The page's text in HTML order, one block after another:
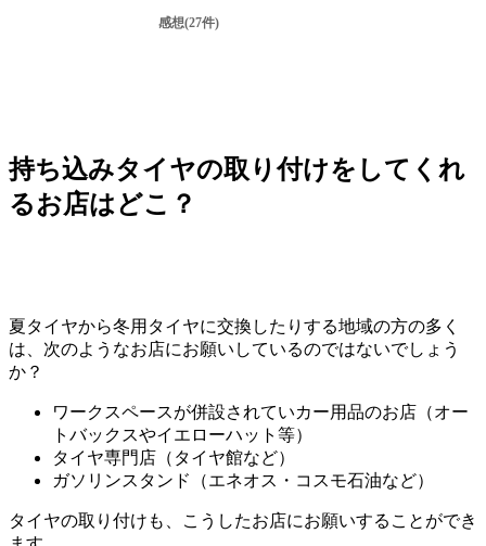
感想(27件)
持ち込みタイヤの取り付けをしてくれ
るお店はどこ？
夏タイヤから冬用タイヤに交換したりする地域の方の多く
は、次のようなお店にお願いしているのではないでしょう
か？
ワークスペースが併設されていカー用品のお店（オー
トバックスやイエローハット等）
タイヤ専門店（タイヤ館など）
ガソリンスタンド（エネオス・コスモ石油など）
タイヤの取り付けも、こうしたお店にお願いすることができ